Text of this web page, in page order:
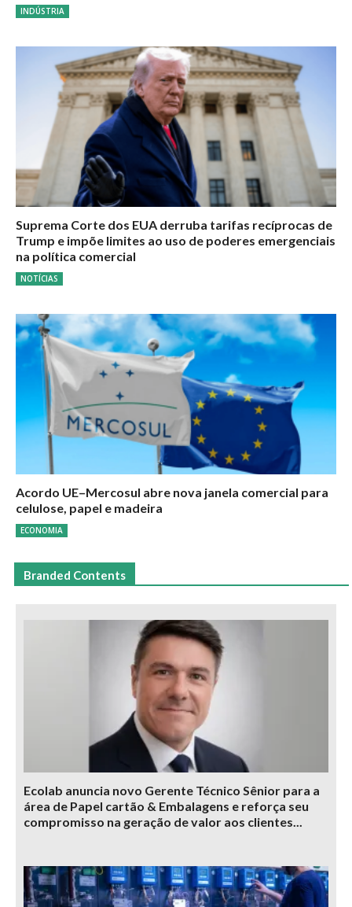
INDÚSTRIA
Suprema Corte dos EUA derruba tarifas recíprocas de
Trump e impõe limites ao uso de poderes emergenciais
na política comercial
NOTÍCIAS
Acordo UE–Mercosul abre nova janela comercial para
celulose, papel e madeira
ECONOMIA
Branded Contents
Ecolab anuncia novo Gerente Técnico Sênior para a
área de Papel cartão & Embalagens e reforça seu
compromisso na geração de valor aos clientes...